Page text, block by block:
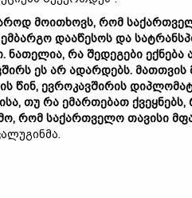
მოითხოვს, რომ
დააწესოს და
ნათელია, რა შედეგები ექნება
ეს არ ადარდებს. მათთვის
წინ, ევროკავშირის
თუ რა ემართებათ
რომ საქართველო თავისი